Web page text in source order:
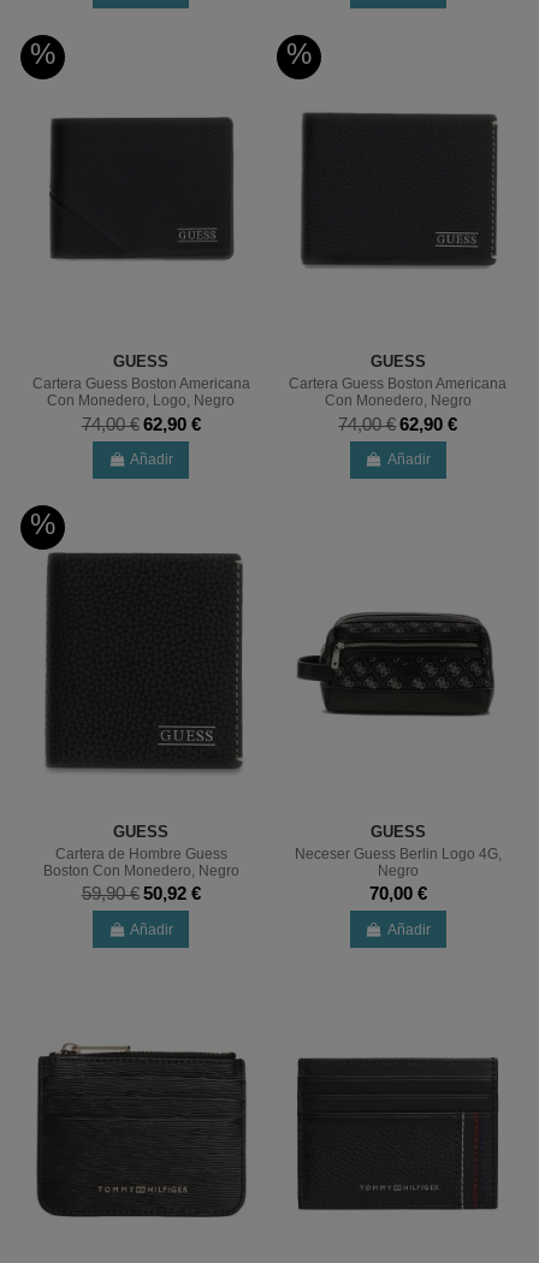
%
GUESS
Cartera Guess Boston Americana
Con Monedero, Logo, Negro
74,00 € 62,90 €
Añadir
%
GUESS
Cartera Guess Boston Americana
Con Monedero, Negro
74,00 € 62,90 €
Añadir
%
GUESS
Cartera de Hombre Guess
Boston Con Monedero, Negro
59,90 € 50,92 €
Añadir
GUESS
Neceser Guess Berlin Logo 4G,
Negro
70,00 €
Añadir